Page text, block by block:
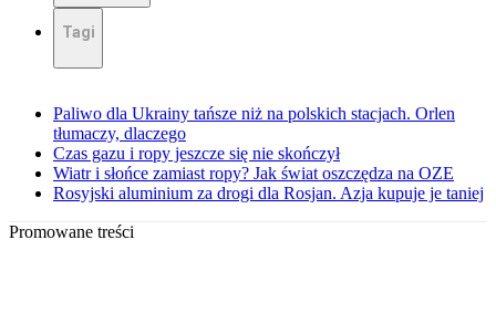
Tagi
Paliwo dla Ukrainy tańsze niż na polskich stacjach. Orlen
tłumaczy, dlaczego
Czas gazu i ropy jeszcze się nie skończył
Wiatr i słońce zamiast ropy? Jak świat oszczędza na OZE
Rosyjski aluminium za drogi dla Rosjan. Azja kupuje je taniej
Promowane treści